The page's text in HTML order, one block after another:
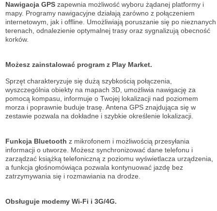
Nawigacja GPS zapewnia możliwość wyboru żądanej platformy i
mapy. Programy nawigacyjne działają zarówno z połączeniem
internetowym, jak i offline. Umożliwiają poruszanie się po nieznanych
terenach, odnalezienie optymalnej trasy oraz sygnalizują obecność
korków.
Możesz zainstalować program z Play Market.
Sprzęt charakteryzuje się dużą szybkością połączenia,
wyszczególnia obiekty na mapach 3D, umożliwia nawigację za
pomocą kompasu, informuje o Twojej lokalizacji nad poziomem
morza i poprawnie buduje trasę. Antena GPS znajdująca się w
zestawie pozwala na dokładne i szybkie określenie lokalizacji.
Funkcja Bluetooth z mikrofonem i możliwością przesyłania
informacji o utworze. Możesz synchronizować dane telefonu i
zarządzać książką telefoniczną z poziomu wyświetlacza urządzenia,
a funkcja głośnomówiąca pozwala kontynuować jazdę bez
zatrzymywania się i rozmawiania na drodze.
Obsługuje modemy Wi-Fi i 3G/4G.